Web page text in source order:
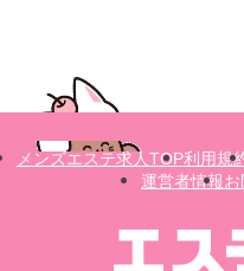
メンズエステ求人TOP利用規
運営者情報